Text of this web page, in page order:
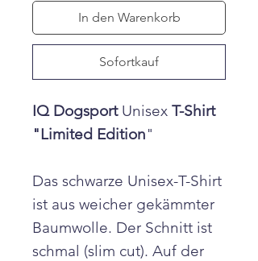
In den Warenkorb
Sofortkauf
IQ DogsportUnisex T-Shirt
"Limited Edition"
Das schwarze Unisex-T-Shirt
ist aus weicher gekämmter
Baumwolle. Der Schnitt ist
schmal (slim cut). Auf der